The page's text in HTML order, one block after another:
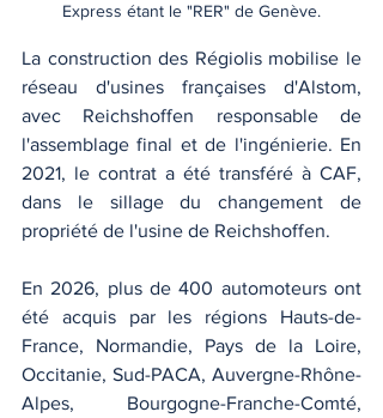
Express étant le "RER" de Genève.
La construction des Régiolis mobilise le
réseau d'usines françaises d'Alstom,
avec Reichshoffen responsable de
l'assemblage final et de l'ingénierie. En
2021, le contrat a été transféré à CAF,
dans le sillage du changement de
propriété de l'usine de Reichshoffen.
En 2026, plus de 400 automoteurs ont
été acquis par les régions Hauts-de-
France, Normandie, Pays de la Loire,
Occitanie, Sud-PACA, Auvergne-Rhône-
Alpes, Bourgogne-Franche-Comté,